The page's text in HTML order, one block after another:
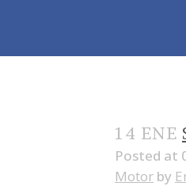
14 ENE
Posted at
Motor by